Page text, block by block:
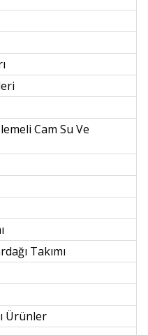
Cam Su Ve
Takımı
Ürünler